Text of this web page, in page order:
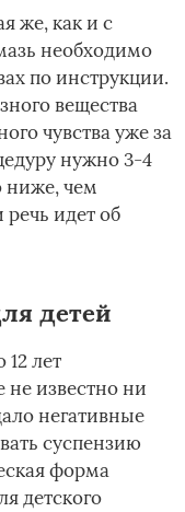
же, как и с
необходимо
по инструкции.
вещества
чувства уже за
нужно 3-4
ниже, чем
речь идет об
детей
лет
не известно ни
негативные
суспензию
форма
детского